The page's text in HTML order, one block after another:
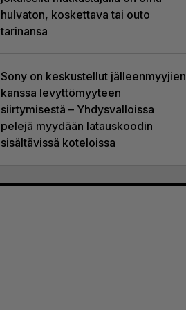
hulvaton, koskettava tai outo
tarinansa
Sony on keskustellut jälleenmyyjien
kanssa levyttömyyteen
siirtymisestä – Yhdysvalloissa
pelejä myydään latauskoodin
sisältävissä koteloissa